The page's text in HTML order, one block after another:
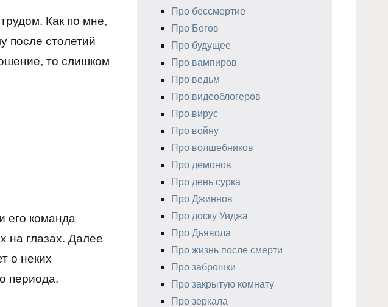
Как по мне,
после столетий
то слишком
его команда
на глазах. Далее
о неких
периода.
Про бессмертие
Про Богов
Про будущее
Про вампиров
Про ведьм
Про видеоблогеров
Про вирус
Про войну
Про волшебников
Про демонов
Про день сурка
Про Джиннов
Про доску Уиджа
Про Дьявола
Про жизнь после смерти
Про заброшки
Про закрытую комнату
Про зеркала